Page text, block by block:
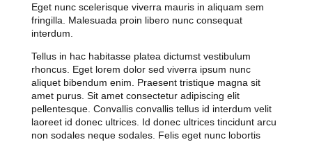
Eget nunc scelerisque viverra mauris in aliquam sem
fringilla. Malesuada proin libero nunc consequat
interdum.
Tellus in hac habitasse platea dictumst vestibulum
rhoncus. Eget lorem dolor sed viverra ipsum nunc
aliquet bibendum enim. Praesent tristique magna sit
amet purus. Sit amet consectetur adipiscing elit
pellentesque. Convallis convallis tellus id interdum velit
laoreet id donec ultrices. Id donec ultrices tincidunt arcu
non sodales neque sodales. Felis eget nunc lobortis